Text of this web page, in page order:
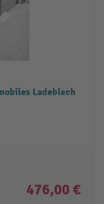
Ladeblech
476,00 €